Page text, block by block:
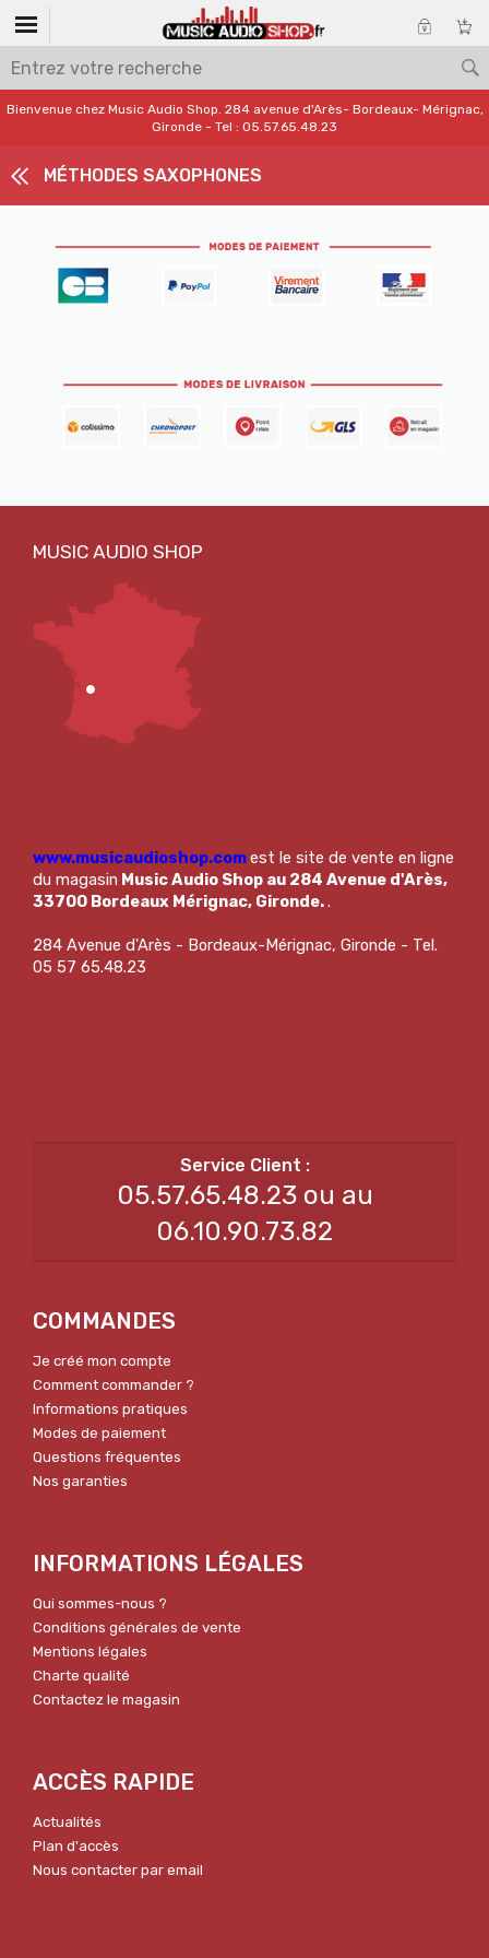
Bienvenue chez Music Audio Shop. 284 avenue d'Arès- Bordeaux- Mérignac,
Gironde - Tel : 05.57.65.48.23
MÉTHODES SAXOPHONES
www.musicaudioshop.comest le site de vente en ligne
du magasin Music Audio Shop au 284 Avenue d'Arès,
33700 Bordeaux Mérignac, Gironde..
284 Avenue d'Arès - Bordeaux-Mérignac, Gironde - Tel.
05 57 65.48.23
05.57.65.48.23 ou au
06.10.90.73.82
COMMANDES
Je créé mon compte
Comment commander ?
Informations pratiques
Modes de paiement
Questions fréquentes
Nos garanties
INFORMATIONS LÉGALES
Qui sommes-nous ?
Conditions générales de vente
Mentions légales
Charte qualité
Contactez le magasin
ACCÈS RAPIDE
Actualités
Plan d'accès
Nous contacter par email